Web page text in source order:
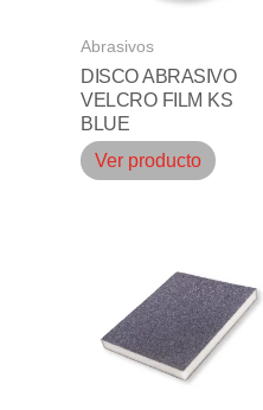
Abrasivos
DISCO ABRASIVO
VELCRO FILM KS
BLUE
Ver producto